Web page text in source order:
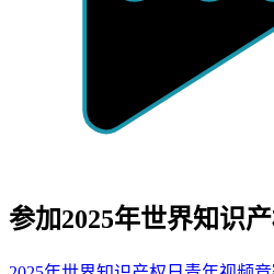
参加2025年世界知识